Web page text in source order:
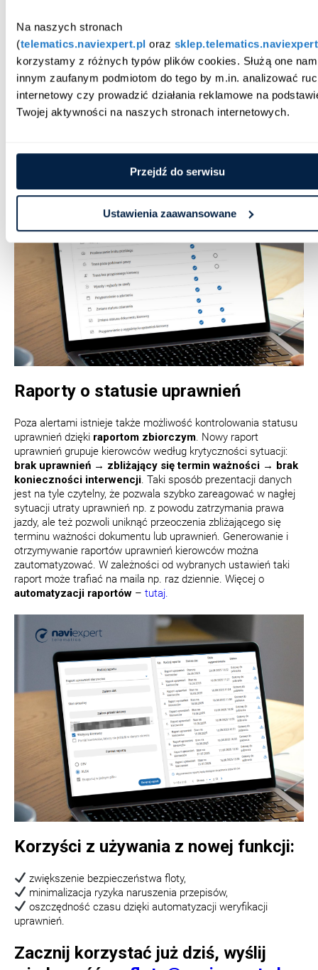
Na naszych stronach
(telematics.naviexpert.pl oraz
korzystamy z różnych typów plików cookies. Służą one
innym zaufanym podmiotom do tego by m.in. analizować
internetowy czy prowadzić działania reklamowe na
Twojej aktywności na naszych stronach internetowych.
Przejdź do serwisu
Ustawienia zaawansowane
Jeśli podczas weryfikacji statusu uprawnień okaże się, że
status uprawnień uległ zmianie lub zbliża się termin ważności
dokumentu, system może wysyłać o tympowiadomienia. W
zależności od wybranych ustawień powiadomienia mogą
pojawiać się w panelu lub przychodzić na adres mailowy.
Dzięki alertom, w ciągu maksymalnie 24 godzin po zmianie
Raporty o statusie uprawnień
Poza alertami istnieje także możliwość kontrolowania statusu
uprawnień dzięki raportom zbiorczym. Nowy raport
uprawnień grupuje kierowców według krytyczności sytuacji:
brak uprawnień → zbliżający się termin ważności → brak
konieczności interwencji. Taki sposób prezentacji danych
jest na tyle czytelny, że pozwala szybko zareagować w nagłej
sytuacji utraty uprawnień np. z powodu zatrzymania prawa
jazdy, ale też pozwoli uniknąć przeoczenia zbliżającego się
terminu ważności dokumentu lub uprawnień. Generowanie i
otrzymywanie raportów uprawnień kierowców można
zautomatyzować. W zależności od wybranych ustawień taki
raport może trafiać na maila np. raz dziennie. Więcej o
automatyzacji raportów – tutaj.
Korzyści z używania z nowej funkcji:
zwiększenie bezpieczeństwa floty,
minimalizacja ryzyka naruszenia przepisów,
oszczędność czasu dzięki automatyzacji weryfikacji
uprawnień.
Zacznij korzystać już dziś, wyślij